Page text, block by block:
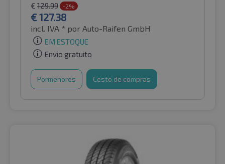
€ 129.99 -2%
€127.38
incl. IVA * por Auto-Raifen GmbH
EM ESTOQUE
Envio gratuito
Pormenores Cesto de compras